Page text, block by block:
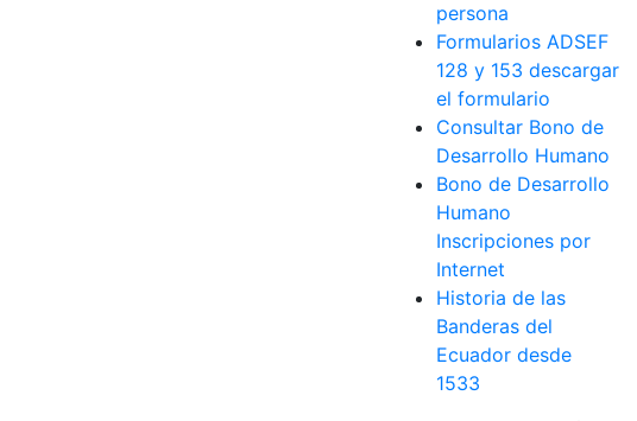
persona
Formularios ADSEF
128 y 153 descargar
el formulario
Consultar Bono de
Desarrollo Humano
Bono de Desarrollo
Humano
Inscripciones por
Internet
Historia de las
Banderas del
Ecuador desde
1533